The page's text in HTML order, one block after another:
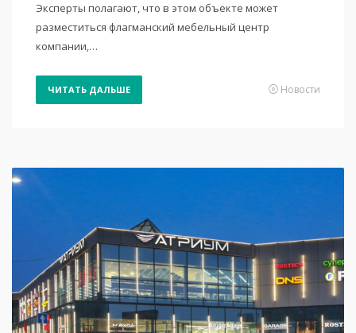
Эксперты полагают, что в этом объекте может
разместиться флагманский мебельный центр
компании,…
ЧИТАТЬ ДАЛЬШЕ Новости